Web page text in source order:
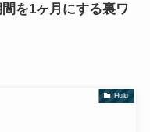
を1ヶ月にする裏ワ
Hulu